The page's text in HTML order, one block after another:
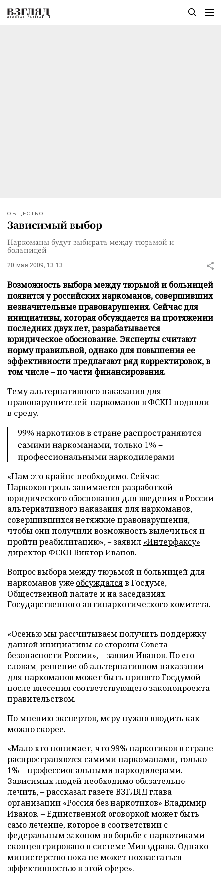
ОБЩЕСТВО
Зависимый выбор
Наркоманы будут выбирать между тюрьмой и
больницей
20 мая 2009, 13:13
Возможность выбора между тюрьмой и больницей
появится у российских наркоманов, совершивших
незначительные правонарушения. Сейчас для
инициативы, которая обсуждается на протяжении
последних двух лет, разрабатывается
юридическое обоснование. Эксперты считают
норму правильной, однако для повышения ее
эффективности предлагают ряд корректировок, в
том числе – по части финансирования.
Тему альтернативного наказания для
правонарушителей-наркоманов в ФСКН подняли
в среду.
99% наркотиков в стране распространяются
самими наркоманами, только 1% –
профессиональными наркодилерами
«Нам это крайне необходимо. Сейчас
Наркоконтроль занимается разработкой
юридического обоснования для введения в России
альтернативного наказания для наркоманов,
совершившихся нетяжкие правонарушения,
чтобы они получили возможность вылечиться и
пройти реабилитацию», – заявил «Интерфаксу»
директор ФСКН Виктор Иванов.
Вопрос выбора между тюрьмой и больницей для
наркоманов уже обсуждалсяв Госдуме,
Общественной палате и на заседаниях
Государственного антинаркотического комитета.
«Осенью мы рассчитываем получить поддержку
данной инициативы со стороны Совета
безопасности России», – заявил Иванов. По его
словам, решение об альтернативном наказании
для наркоманов может быть принято Госдумой
после внесения соответствующего законопроекта
правительством.
По мнению экспертов, меру нужно вводить как
можно скорее.
«Мало кто понимает, что 99% наркотиков в стране
распространяются самими наркоманами, только
1% – профессиональными наркодилерами.
Зависимых людей необходимо обязательно
лечить, – рассказал газете ВЗГЛЯД глава
организации «Россия без наркотиков» Владимир
Иванов. – Единственной оговоркой может быть
само лечение, которое в соответствии с
федеральным законом по борьбе с наркотиками
сконцентрировано в системе Минздрава. Однако
министерство пока не может похвастаться
эффективностью в этой сфере».